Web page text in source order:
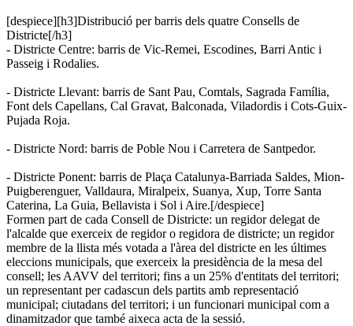
[despiece][h3]Distribució per barris dels quatre Consells de
Districte[/h3]
- Districte Centre: barris de Vic-Remei, Escodines, Barri Antic i
Passeig i Rodalies.
- Districte Llevant: barris de Sant Pau, Comtals, Sagrada Família,
Font dels Capellans, Cal Gravat, Balconada, Viladordis i Cots-Guix-
Pujada Roja.
- Districte Nord: barris de Poble Nou i Carretera de Santpedor.
- Districte Ponent: barris de Plaça Catalunya-Barriada Saldes, Mion-
Puigberenguer, Valldaura, Miralpeix, Suanya, Xup, Torre Santa
Caterina, La Guia, Bellavista i Sol i Aire.[/despiece]
Formen part de cada Consell de Districte: un regidor delegat de
l'alcalde que exerceix de regidor o regidora de districte; un regidor
membre de la llista més votada a l'àrea del districte en les últimes
eleccions municipals, que exerceix la presidència de la mesa del
consell; les AAVV del territori; fins a un 25% d'entitats del territori;
un representant per cadascun dels partits amb representació
municipal; ciutadans del territori; i un funcionari municipal com a
dinamitzador que també aixeca acta de la sessió.